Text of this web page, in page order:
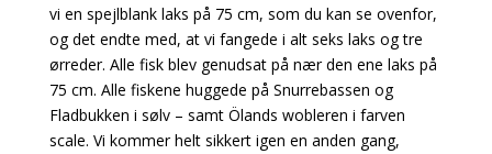
vi en spejlblank laks på 75 cm, som du kan se ovenfor,
og det endte med, at vi fangede i alt seks laks og tre
ørreder. Alle fisk blev genudsat på nær den ene laks på
75 cm. Alle fiskene huggede på Snurrebassen og
Fladbukken i sølv – samt Ölands wobleren i farven
scale. Vi kommer helt sikkert igen en anden gang,